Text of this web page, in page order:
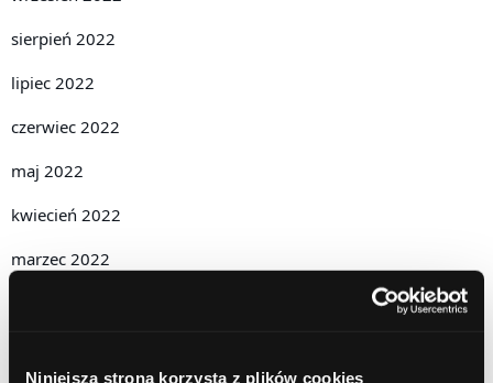
Niniejsza strona korzysta z plików cookies
sierpień 2022
lipiec 2022
czerwiec 2022
maj 2022
kwiecień 2022
marzec 2022